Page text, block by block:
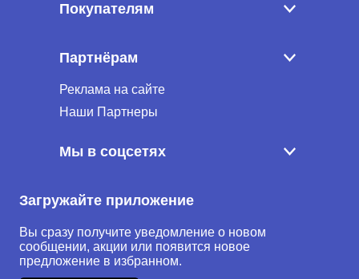
Покупателям
Партнёрам
Реклама на сайте
Наши Партнеры
Мы в соцсетях
Загружайте приложение
Вы сразу получите уведомление о новом
сообщении, акции или появится новое
предложение в избранном.